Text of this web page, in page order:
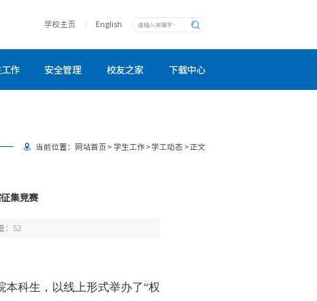
学校主页 English
作 安全管理 校友之家 下载中心
当前位置： 网站首页 > 学生工作>学工动态 >正文
集竞赛
52
本科生，以线上形式举办了“权